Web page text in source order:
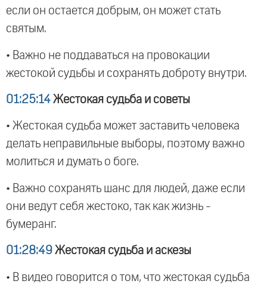
если он остается добрым, он может стать
святым.
• Важно не поддаваться на провокации
жестокой судьбы и сохранять доброту внутри.
01:25:14 Жестокая судьба и советы
• Жестокая судьба может заставить человека
делать неправильные выборы, поэтому важно
молиться и думать о боге.
• Важно сохранять шанс для людей, даже если
они ведут себя жестоко, так как жизнь -
бумеранг.
01:28:49 Жестокая судьба и аскезы
• В видео говорится о том, что жестокая судьба